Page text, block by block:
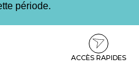
période.
ACCÈS RAPIDES